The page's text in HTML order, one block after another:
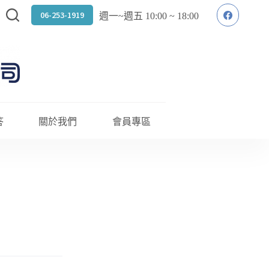
06-253-1919 週一~週五 10:00 ~ 18:00
關於我們 會員專區